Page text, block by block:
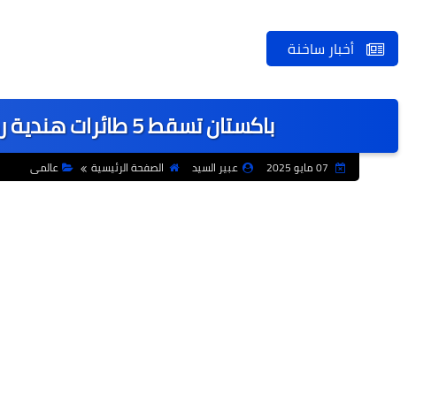
أخبار ساخنة
باكستان تسقط 5 طائرات هندية ردا على الضربات الجوية الهندية
عبير السيد الصفحة الرئيسية عالمى